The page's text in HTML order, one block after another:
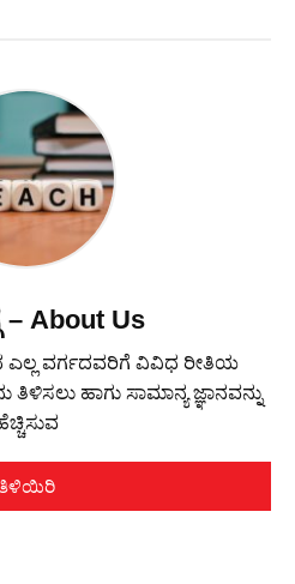
– About Us
ವರ್ಗದವರಿಗೆ ವಿವಿಧ ರೀತಿಯ
ಹಾಗು ಸಾಮಾನ್ಯ ಜ್ಞಾನವನ್ನು